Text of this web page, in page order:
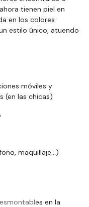
tienen piel en
en los colores
estilo único, atuendo
móviles y
(en las chicas)
maquillaje…)
en la